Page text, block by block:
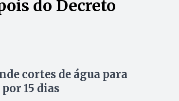
do Decreto
cortes de água para
15 dias